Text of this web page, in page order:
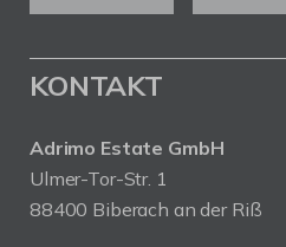
KONTAKT
Adrimo Estate GmbH
Ulmer-Tor-Str. 1
88400 Biberach an der Riß